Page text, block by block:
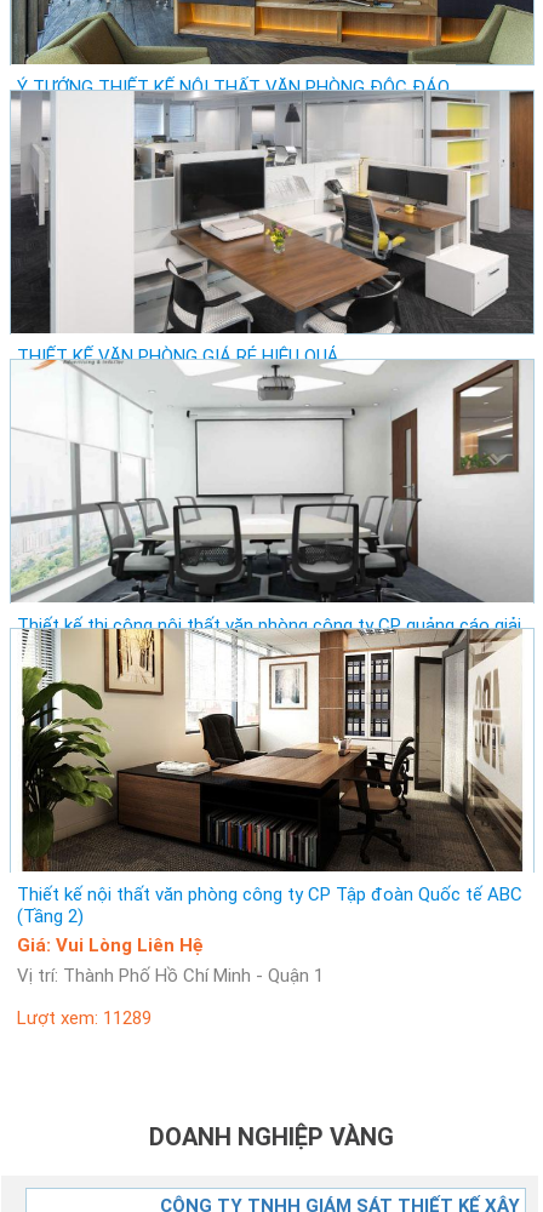
Ý TƯỞNG THIẾT KẾ NỘI THẤT VĂN PHÒNG ĐỘC ĐÁO
Giá: Vui Lòng Liên Hệ
Vị trí: Thành Phố Hồ Chí Minh - Quận 1
Lượt xem: 11306
THIẾT KẾ VĂN PHÒNG GIÁ RẺ HIỆU QUẢ
Giá: Vui Lòng Liên Hệ
Vị trí: Thành Phố Hồ Chí Minh - Quận 1
Lượt xem: 11579
Thiết kế thi công nội thất văn phòng công ty CP quảng cáo giải
pháp Việt Nam
Giá: Vui Lòng Liên Hệ
Vị trí: Thành Phố Hà Nội - Quận Hai Bà Trưng
Lượt xem: 11434
Thiết kế nội thất văn phòng công ty CP Tập đoàn Quốc tế ABC
(Tầng 2)
Giá: Vui Lòng Liên Hệ
Vị trí: Thành Phố Hồ Chí Minh - Quận 1
Lượt xem: 11289
DOANH NGHIỆP VÀNG
CÔNG TY TNHH GIÁM SÁT THIẾT KẾ XÂY